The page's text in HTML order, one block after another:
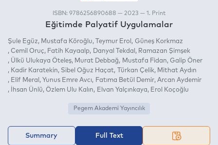
ISBN: 9786256890688 — 2023 — 1. Print
Eğitimde Palyatif Uygulamalar
Şule Egüz Mustafa Köroğlu Teymur Erol
Güneş Korkmaz
Cemil Oruç
Fatih Kayaalp Danyal Tekdal
Ramazan Şimşek
Ülkü Ulukaya Öteleş
Murat Debbağ Mustafa Fidan
Galip Öner
Kadir Karatekin
Sibel Oğuz Haçat Türkan Çelik
Mithat Aydın
Elif Meral
Yunus Emre Avcı Fatıma Betül Demir Arcan Aydemir
İhsan Ünlü
Özlem Ulu Kalın Elvan Yalçınkaya Erol Koçoğlu
Pegem Akademi Yayıncılık
Summary Full Text